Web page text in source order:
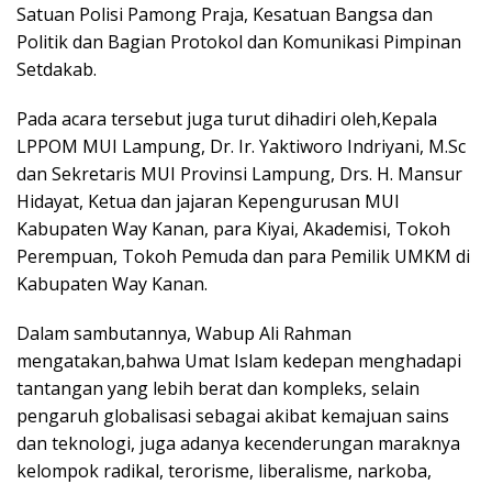
Satuan Polisi Pamong Praja, Kesatuan Bangsa dan
Politik dan Bagian Protokol dan Komunikasi Pimpinan
Setdakab.
Pada acara tersebut juga turut dihadiri oleh,Kepala
LPPOM MUI Lampung, Dr. Ir. Yaktiworo Indriyani, M.Sc
dan Sekretaris MUI Provinsi Lampung, Drs. H. Mansur
Hidayat, Ketua dan jajaran Kepengurusan MUI
Kabupaten Way Kanan, para Kiyai, Akademisi, Tokoh
Perempuan, Tokoh Pemuda dan para Pemilik UMKM di
Kabupaten Way Kanan.
Dalam sambutannya, Wabup Ali Rahman
mengatakan,bahwa Umat Islam kedepan menghadapi
tantangan yang lebih berat dan kompleks, selain
pengaruh globalisasi sebagai akibat kemajuan sains
dan teknologi, juga adanya kecenderungan maraknya
kelompok radikal, terorisme, liberalisme, narkoba,